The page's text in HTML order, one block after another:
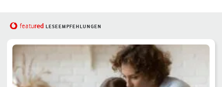
featured LESEEMPFEHLUNGEN